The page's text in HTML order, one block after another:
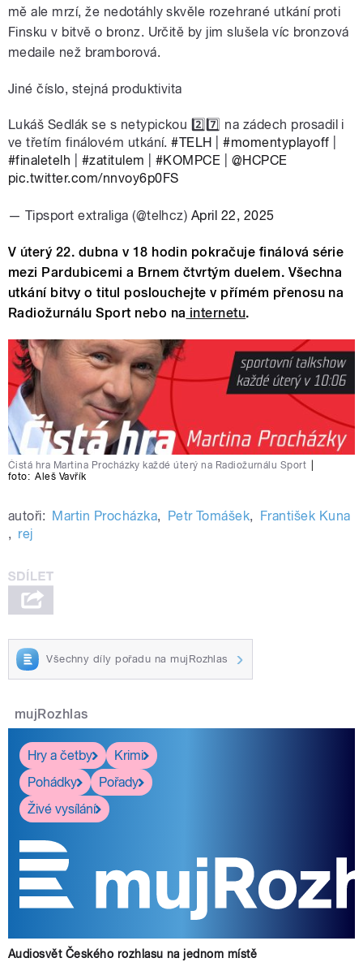
mě ale mrzí, že nedotáhly skvěle rozehrané utkání proti
Finsku v bitvě o bronz. Určitě by jim slušela víc bronzová
medaile než bramborová.
Jiné číslo, stejná produktivita
Lukáš Sedlák se s netypickou 2️⃣7️⃣ na zádech prosadil i
ve třetím finálovém utkání.#TELH |#momentyplayoff
#finaletelh
#zatitulem #KOMPCE
@HCPCE
pic.twitter.com/nnvoy6p0FS
— Tipsport extraliga (@telhcz) April 22, 2025
V úterý 22. dubna v 18 hodin pokračuje finálová série
mezi Pardubicemi a Brnem čtvrtým duelem. Všechna
utkání bitvy o titul poslouchejte v přímém přenosu na
Radiožurnálu Sport nebo na internetu.
Čistá hra Martina Procházky každé úterý na Radiožurnálu Sport
foto: Aleš Vavřík
autoři: Martin Procházka, Petr Tomášek,
František Kuna
, rej
Všechny díly pořadu na mujRozhlas
mujRozhlas
Hry a četby
Krimi
Pohádky
Pořady
Živé vysílání
Audiosvět Českého rozhlasu na jednom místě